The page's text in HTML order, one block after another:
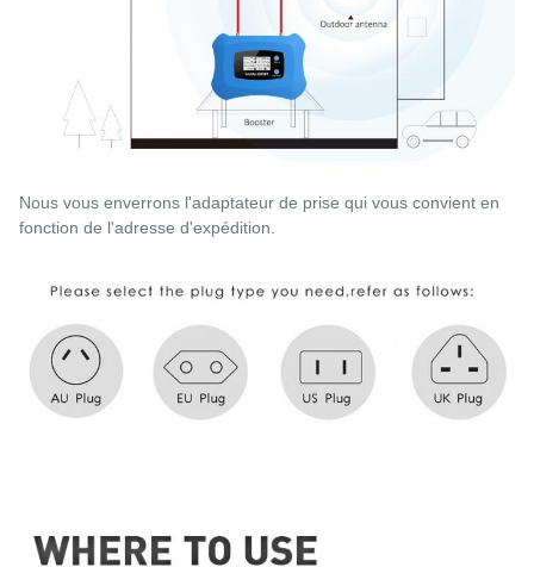
Nous vous enverrons l'adaptateur de prise qui vous convient en
fonction de l'adresse d'expédition.